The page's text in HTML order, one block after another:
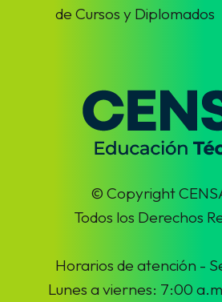
de Cursos y Diplomados
© Copyright
Todos los Derechos
Horarios de atención -
Lunes a viernes: 7:00